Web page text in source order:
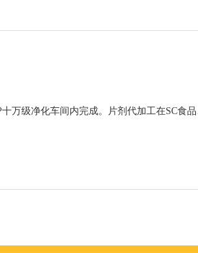
万级净化车间内完成。片剂代加工在SC食